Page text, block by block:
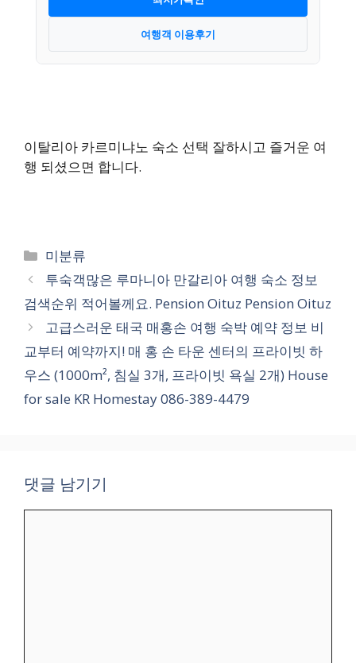
여행객 이용후기
이탈리아 카르미냐노 숙소 선택 잘하시고 즐거운 여
행 되셨으면 합니다.
카
테
고
리
미분류
투숙객많은 루마니아 만갈리아 여행 숙소 정보
검색순위 적어볼께요. Pension Oituz Pension Oituz
고급스러운 태국 매홍손 여행 숙박 예약 정보 비
교부터 예약까지! 매 홍 손 타운 센터의 프라이빗 하
우스 (1000m², 침실 3개, 프라이빗 욕실 2개) House
for sale KR Homestay 086-389-4479
댓글 남기기